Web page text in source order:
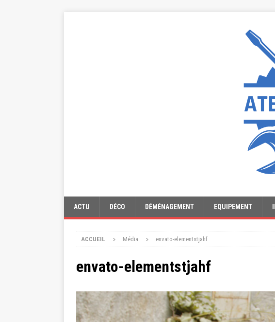
ACTU DÉCO DÉMÉNAGEMENT EQUIPEMENT
ACCUEIL Média envato-elementstjahf
envato-elementstjahf